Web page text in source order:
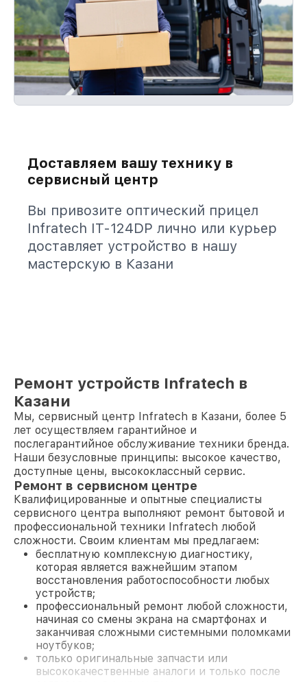
Доставляем вашу технику в
сервисный центр
Вы привозите оптический прицел
Infratech IT-124DP лично или курьер
доставляет устройство в нашу
мастерскую в Казани
Ремонт устройств Infratech в
Казани
Мы, сервисный центр Infratech в Казани, более 5
лет осуществляем гарантийное и
послегарантийное обслуживание техники бренда.
Наши безусловные принципы: высокое качество,
доступные цены, высококлассный сервис.
Ремонт в сервисном центре
Квалифицированные и опытные специалисты
сервисного центра выполняют ремонт бытовой и
профессиональной техники Infratech любой
сложности. Своим клиентам мы предлагаем:
бесплатную комплексную диагностику,
которая является важнейшим этапом
восстановления работоспособности любых
устройств;
профессиональный ремонт любой сложности,
начиная со смены экрана на смартфонах и
заканчивая сложными системными поломками
ноутбуков;
только оригинальные запчасти или
высококачественные аналоги и только после